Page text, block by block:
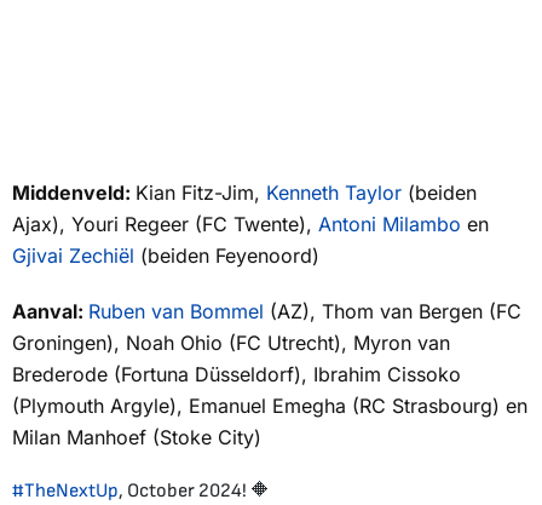
Middenveld: Kian Fitz-Jim, Kenneth Taylor (beiden
Ajax), Youri Regeer (FC Twente), Antoni Milambo en
Gjivai Zechiël (beiden Feyenoord)
Aanval: Ruben van Bommel (AZ), Thom van Bergen (FC
Groningen), Noah Ohio (FC Utrecht), Myron van
Brederode (Fortuna Düsseldorf), Ibrahim Cissoko
(Plymouth Argyle), Emanuel Emegha (RC Strasbourg) en
Milan Manhoef (Stoke City)
#TheNextUp, October 2024! 🔶